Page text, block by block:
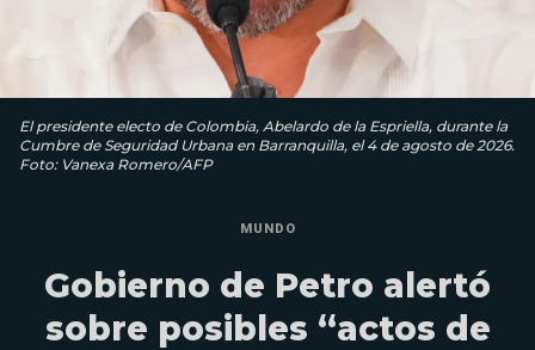
El presidente electo de Colombia, Abelardo de la Espriella, durante la
Cumbre de Seguridad Urbana en Barranquilla, el 4 de agosto de 2026.
Foto: Vanexa Romero/AFP
MUNDO
Gobierno de Petro alertó
sobre posibles “actos de